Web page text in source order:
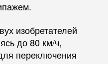
изобретателей
до 80 км/ч,
переключения